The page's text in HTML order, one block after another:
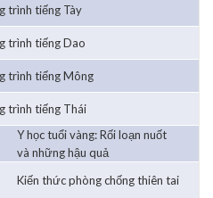
trình tiếng Tày
trình tiếng Dao
trình tiếng Mông
trình tiếng Thái
Y học tuổi vàng: Rối loạn nuốt
và những hậu quả
Kiến thức phòng chống thiên tai